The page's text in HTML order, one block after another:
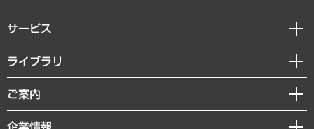
サービス
経営戦略
組織・人事戦略
デジタルイノベーション
ライブラリ
経済調査
レポート
ご案内
セミナー・イベント情報